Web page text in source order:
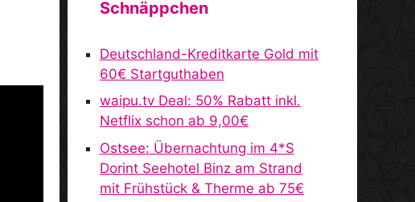
Schnäppchen
Deutschland-Kreditkarte Gold mit
60€ Startguthaben
waipu.tv Deal: 50% Rabatt inkl.
Netflix schon ab 9,00€
Ostsee: Übernachtung im 4*S
Dorint Seehotel Binz am Strand
mit Frühstück & Therme ab 75€